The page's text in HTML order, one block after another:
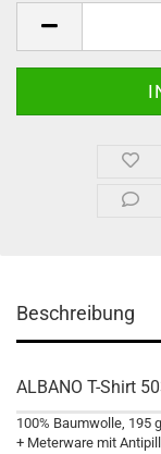
Beschreibung
ALBANO T-Shirt
100% Baumwolle, 195
+ Meterware mit